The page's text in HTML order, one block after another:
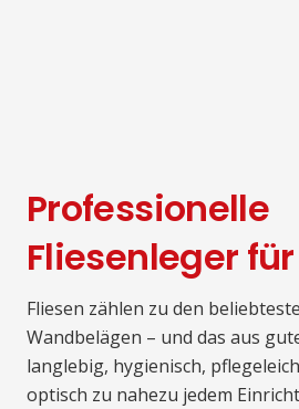
Professionelle
Fliesenleger
Fliesen zählen zu den
Wandbelägen – und das aus
langlebig, hygienisch,
optisch zu nahezu jedem